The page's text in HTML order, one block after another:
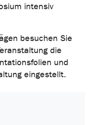
intensiv
besuchen Sie
die
und
eingestellt.